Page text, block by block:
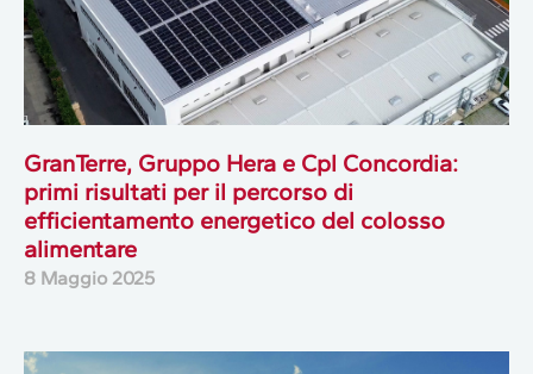
GranTerre, Gruppo Hera e Cpl Concordia:
primi risultati per il percorso di
efficientamento energetico del colosso
alimentare
8 Maggio 2025